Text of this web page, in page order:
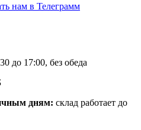
нам в Телеграмм
до 17:00, без обеда
дням: склад работает до